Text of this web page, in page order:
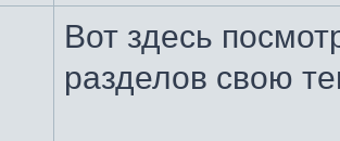
Вот здесь
разделов свою